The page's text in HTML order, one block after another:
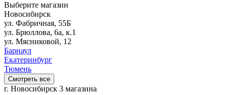
Выберите магазин
Новосибирск
ул. Фабричная, 55Б
ул. Брюллова, 6а, к.1
ул. Мясниковой, 12
Барнаул
Екатеринбург
Тюмень
Смотреть все
г. Новосибирск 3 магазина